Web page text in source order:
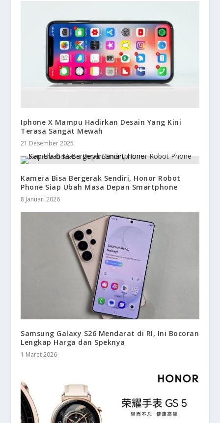
Iphone X Mampu Hadirkan Desain Yang Kini
Terasa Sangat Mewah
21 Desember 2025
Kamera Bisa Bergerak Sendiri, Honor Robot
Phone Siap Ubah Masa Depan Smartphone
8 Januari 2026
Samsung Galaxy S26 Mendarat di RI, Ini Bocoran
Lengkap Harga dan Speknya
1 Maret 2026